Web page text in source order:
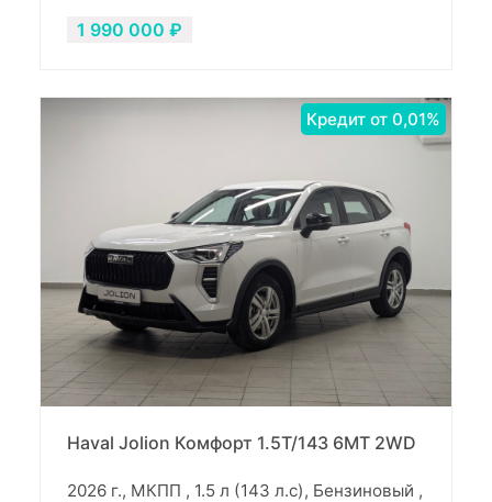
1 990 000 ₽
Кредит от 0,01%
Haval Jolion Комфорт 1.5T/143 6MT 2WD
2026 г., МКПП , 1.5 л (143 л.с), Бензиновый ,